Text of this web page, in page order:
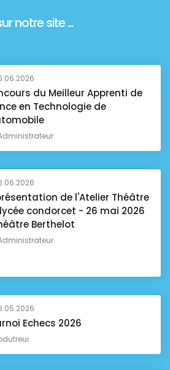
notre site ...
du Meilleur Apprenti de
en Technologie de
de l'Atelier Théâtre
condorcet - 26 mai 2026
Berthelot
Echecs 2026